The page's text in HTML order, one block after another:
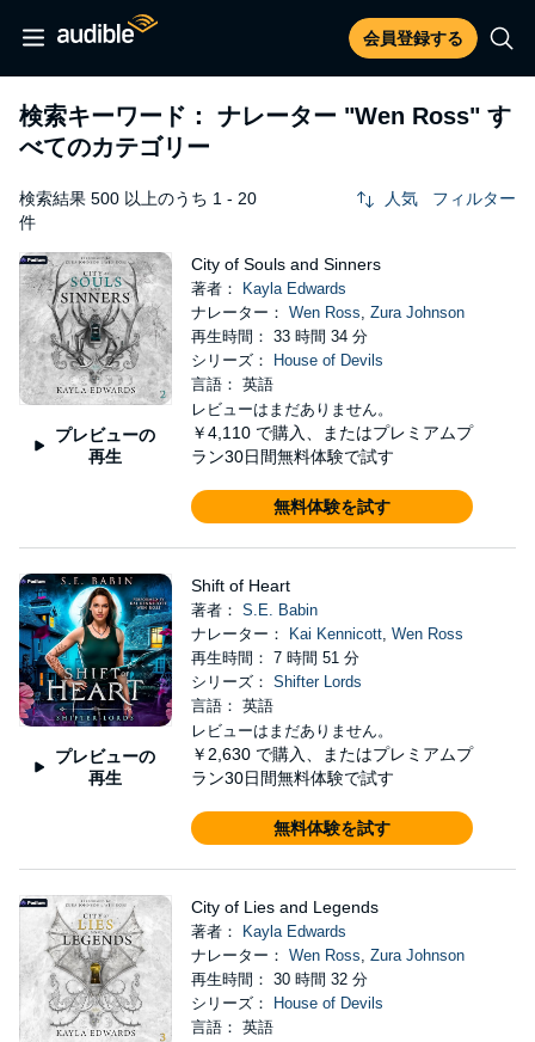
会員登録する
検索キーワード： ナレーター "Wen Ross" す
べてのカテゴリー
検索結果 500 以上のうち 1 - 20
件
人気 フィルター
プレビューの
再生
City of Souls and Sinners
著者：
Kayla Edwards
ナレーター： Wen Ross, Zura Johnson
再生時間： 33 時間 34 分
シリーズ：
House of Devils
言語： 英語
レビューはまだありません。
￥4,110 で購入、またはプレミアムプ
ラン30日間無料体験で試す
無料体験を試す
プレビューの
再生
Shift of Heart
著者： S.E. Babin
ナレーター：
Kai Kennicott, Wen Ross
再生時間： 7 時間 51 分
シリーズ： Shifter Lords
言語： 英語
レビューはまだありません。
￥2,630 で購入、またはプレミアムプ
ラン30日間無料体験で試す
無料体験を試す
City of Lies and Legends
著者：
Kayla Edwards
ナレーター： Wen Ross, Zura Johnson
再生時間： 30 時間 32 分
シリーズ：
House of Devils
言語： 英語